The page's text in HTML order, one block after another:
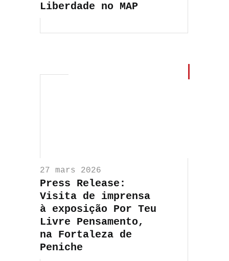
Liberdade no MAP
27 mars 2026
Press Release:
Visita de imprensa
à exposição Por Teu
Livre Pensamento,
na Fortaleza de
Peniche